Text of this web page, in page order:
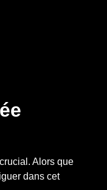
Alors que
dans cet